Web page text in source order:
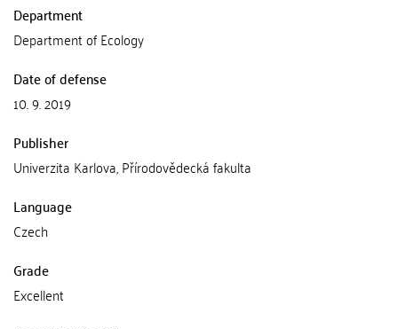
Department
Department of Ecology
Date of defense
10. 9. 2019
Publisher
Univerzita Karlova, Přírodovědecká fakulta
Language
Czech
Grade
Excellent